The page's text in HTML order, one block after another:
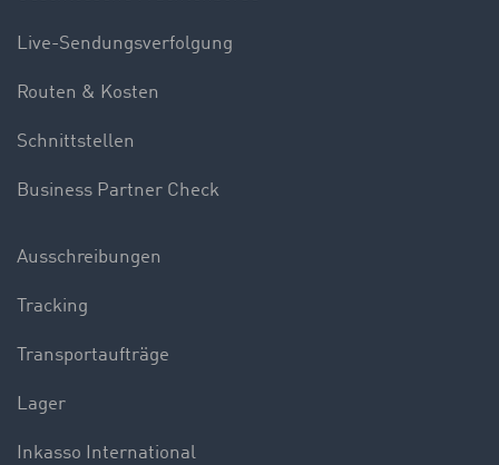
Live-Sendungsverfolgung
Routen & Kosten
Schnittstellen
Business Partner Check
Ausschreibungen
Tracking
Transportaufträge
Lager
Inkasso International